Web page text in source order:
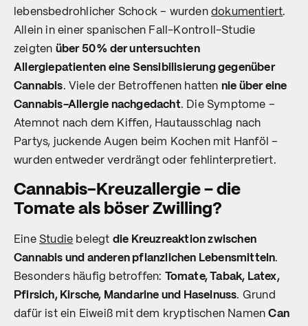
lebensbedrohlicher Schock – wurden dokumentiert.
Allein in einer spanischen Fall-Kontroll-Studie
zeigten über 50 % der untersuchten
Allergiepatienten eine Sensibilisierung gegenüber
Cannabis. Viele der Betroffenen hatten nie über eine
Cannabis-Allergie nachgedacht. Die Symptome –
Atemnot nach dem Kiffen, Hautausschlag nach
Partys, juckende Augen beim Kochen mit Hanföl –
wurden entweder verdrängt oder fehlinterpretiert.
Cannabis-Kreuzallergie – die
Tomate als böser Zwilling?
Eine Studie belegt die Kreuzreaktion zwischen
Cannabis und anderen pflanzlichen Lebensmitteln.
Besonders häufig betroffen:
Tomate, Tabak, Latex,
Pfirsich, Kirsche, Mandarine und Haselnuss. Grund
dafür ist ein Eiweiß mit dem kryptischen NamenCan